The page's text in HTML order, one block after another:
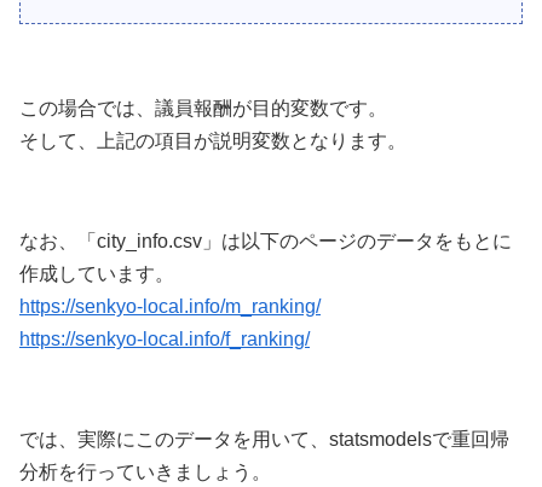
この場合では、議員報酬が目的変数です。
そして、上記の項目が説明変数となります。
なお、「city_info.csv」は以下のページのデータをもとに
作成しています。
https://senkyo-local.info/m_ranking/
https://senkyo-local.info/f_ranking/
では、実際にこのデータを用いて、statsmodelsで重回帰
分析を行っていきましょう。